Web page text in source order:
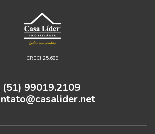
CRECI 25.689
(51) 99019.2109